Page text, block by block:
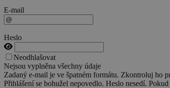
E-mail
Heslo
Neodhlašovat
Nejsou vyplněna všechny údaje
Zadaný e-mail je ve špatném formátu. Zkontroluj ho
Přihlášení se bohužel nepovedlo. Heslo nesedí.